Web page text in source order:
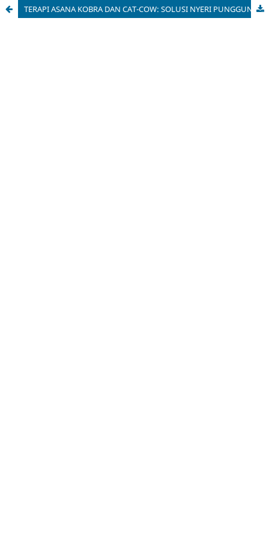
TERAPI ASANA KOBRA DAN CAT-COW: SOLUSI NYERI PUNGGUNG BAWAH MIOGENIK